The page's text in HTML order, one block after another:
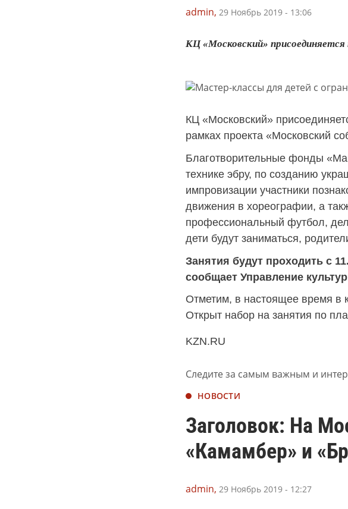
admin, 29 Ноябрь 2019 - 13:06
КЦ «Московский» присоединяется
КЦ «Московский»
рамках проекта «Московский
Благотворительные фонды
технике эбру, по созданию
импровизации участники
движения в хореографии, а
профессиональный футбол,
дети будут заниматься,
Занятия будут проходить с
сообщает Управление
Отметим, в настоящее время в
Открыт набор на занятия по
KZN.RU
Следите за самым важным и
НОВОСТИ
Заголовок: На
«Камамбер» и
admin, 29 Ноябрь 2019 - 12:27